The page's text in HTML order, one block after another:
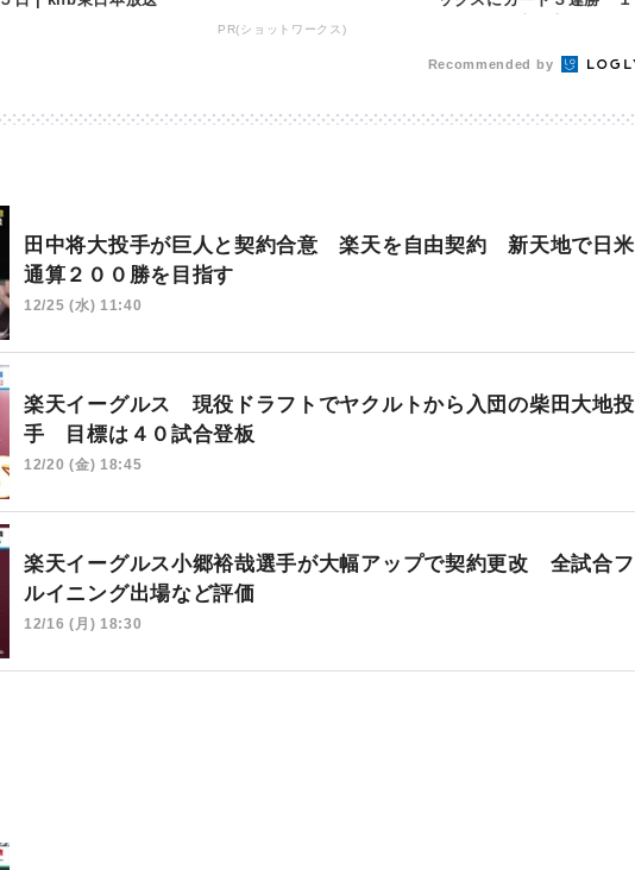
PR(ショットワークス)
Recommended by
田中将大投手が巨人と契約合意 楽天を自由契約 新天地で日米
通算２００勝を目指す
12/25 (水) 11:40
楽天イーグルス 現役ドラフトでヤクルトから入団の柴田大地投
手 目標は４０試合登板
12/20 (金) 18:45
楽天イーグルス小郷裕哉選手が大幅アップで契約更改 全試合フ
ルイニング出場など評価
12/16 (月) 18:30